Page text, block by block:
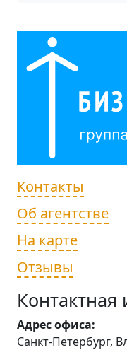
Контакты
Об агентстве
На карте
Отзывы
Адрес офиса:
Санкт-Петербург,